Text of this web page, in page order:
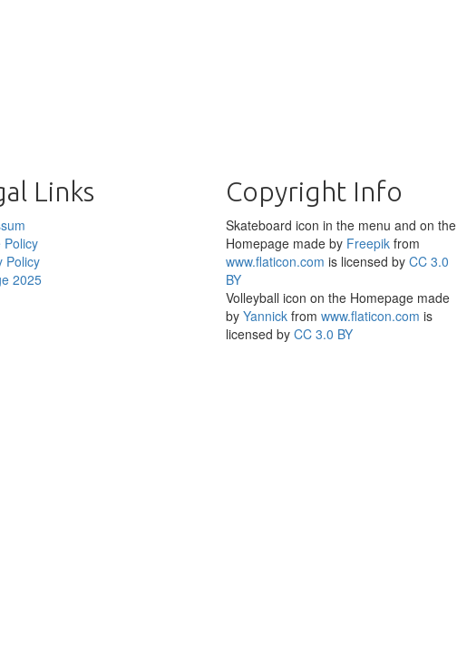
Links
Policy
Policy
2025
Copyright Info
Skateboard icon in the menu and on the
Homepage made by Freepik from
www.flaticon.com is licensed by CC 3.0
BY
Volleyball icon on the Homepage made
by Yannick from www.flaticon.com is
licensed by CC 3.0 BY